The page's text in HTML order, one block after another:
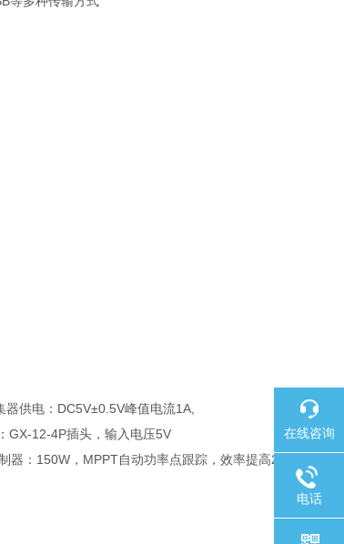
供电：DC5V±0.5V峰值电流1A,
12-4P插头，输入电压5V
：150W，MPPT自动功率点跟踪，效率提高2
在线咨询
电话